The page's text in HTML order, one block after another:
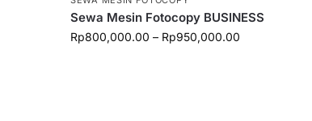
Sewa Mesin Fotocopy BUSINESS
Rp800,000.00 – Rp950,000.00